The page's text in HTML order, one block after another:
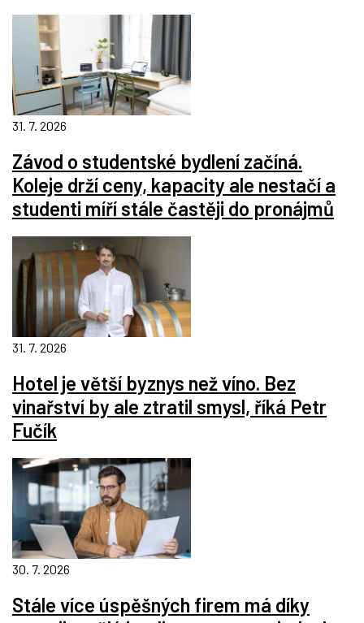
31. 7. 2026
Závod o studentské bydlení začíná.
Koleje drží ceny, kapacity ale nestačí a
studenti míří stále častěji do pronájmů
31. 7. 2026
Hotel je větší byznys než víno. Bez
vinařství by ale ztratil smysl, říká Petr
Fučík
30. 7. 2026
Stále více úspěšných firem má díky